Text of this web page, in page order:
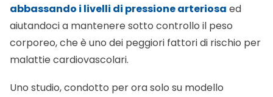
abbassando i livelli di pressione arteriosa ed
aiutandoci a mantenere sotto controllo il peso
corporeo, che è uno dei peggiori fattori di rischio per
malattie cardiovascolari.
Uno studio, condotto per ora solo su modello